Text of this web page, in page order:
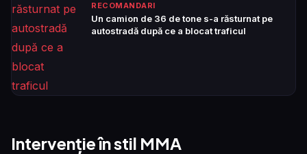
RECOMANDARI
Un camion de 36 de tone s-a răsturnat pe
autostradă după ce a blocat traficul
Intervenție în stil MMA